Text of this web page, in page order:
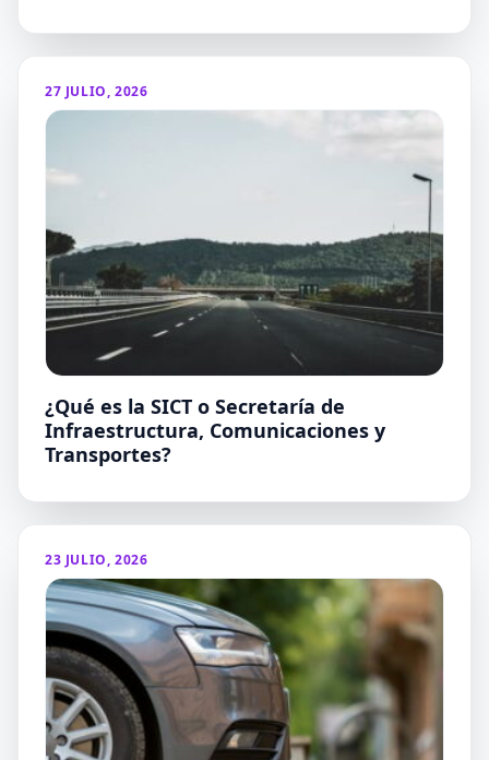
27 JULIO, 2026
¿Qué es la SICT o Secretaría de
Infraestructura, Comunicaciones y
Transportes?
23 JULIO, 2026